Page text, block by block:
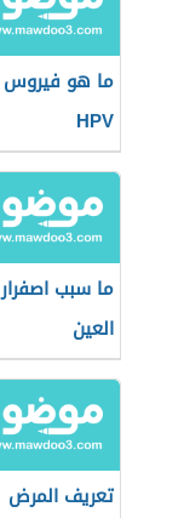
ما هو فيروس
HPV
ما سبب اصفرار
العين
تعريف المرض